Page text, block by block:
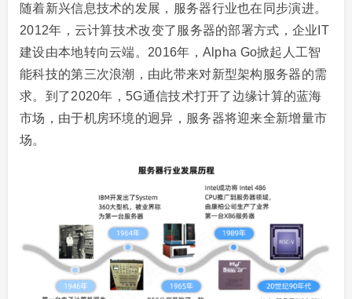
随着新兴信息技术的发展，服务器行业也在同步演进。
2012年，云计算技术改变了服务器的部署方式，企业IT
建设由本地转向云端。2016年，Alpha Go掀起人工智
能科技的第三次浪潮，由此带来对新型架构服务器的需
求。到了2020年，5G通信技术打开了边缘计算的蓝海
市场，由于机房环境的迥异，服务器将迎来全新增量市
场。